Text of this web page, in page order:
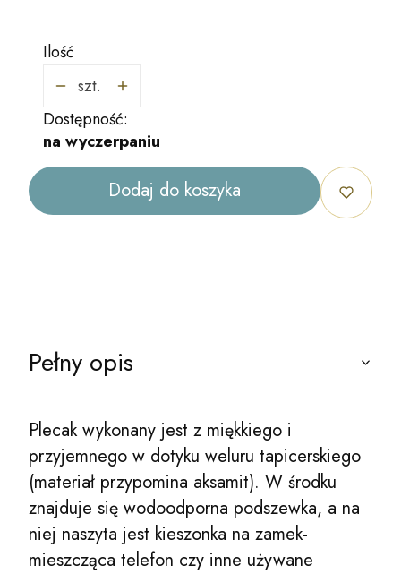
Ilość
szt.
Dostępność:
na wyczerpaniu
Dodaj do koszyka
Pełny opis
Plecak wykonany jest z miękkiego i
przyjemnego w dotyku weluru tapicerskiego
(materiał przypomina aksamit). W środku
znajduje się wodoodporna podszewka, a na
niej naszyta jest kieszonka na zamek-
mieszcząca telefon czy inne używane